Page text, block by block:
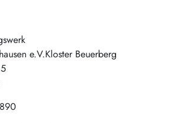
e.V.Kloster Beuerberg